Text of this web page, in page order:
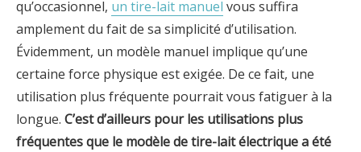
qu’occasionnel, un tire-lait manuel vous suffira
amplement du fait de sa simplicité d’utilisation.
Évidemment, un modèle manuel implique qu’une
certaine force physique est exigée. De ce fait, une
utilisation plus fréquente pourrait vous fatiguer à la
longue. C’est d’ailleurs pour les utilisations plus
fréquentes que le modèle de tire-lait électrique a été